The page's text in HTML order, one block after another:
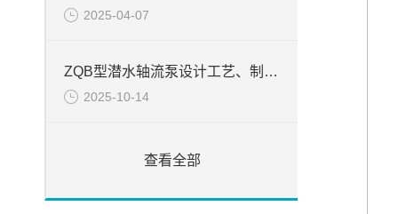
2025-04-07
ZQB型潜水轴流泵设计工艺、制造和装配工艺说明
2025-10-14
查看全部